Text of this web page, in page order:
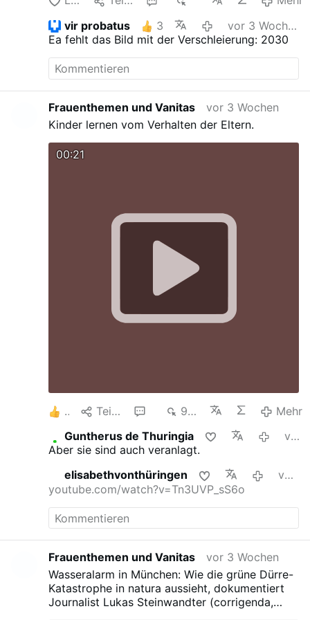
vir probatus
3
vor 3 Wochen
Ea fehlt das Bild mit der Verschleierung: 2030
Frauenthemen und Vanitas
vor 3 Wochen
Kinder lernen vom Verhalten der Eltern.
00:21
2 Teilen 968
Mehr
Guntherus de Thuringia
vor 3 Wochen
Aber sie sind auch veranlagt.
elisabethvonthüringen
vor 3 Wochen
youtube.com/watch?v=Tn3UVP_sS6o
Frauenthemen und Vanitas
vor 3 Wochen
Wasseralarm in München: Wie die grüne Dürre-
Katastrophe in natura aussieht, dokumentiert
Journalist Lukas Steinwandter (corrigenda,